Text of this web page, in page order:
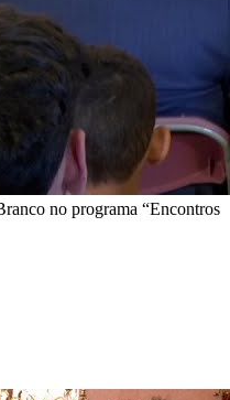
no programa “Encontros